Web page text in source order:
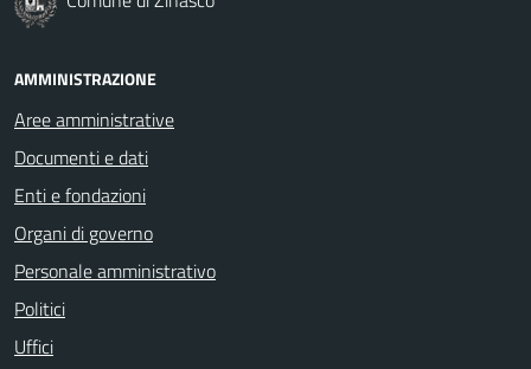
AMMINISTRAZIONE
Aree amministrative
Documenti e dati
Enti e fondazioni
Organi di governo
Personale amministrativo
Politici
Uffici